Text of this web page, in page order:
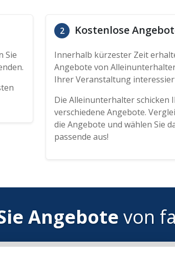
Sie
2 Kostenlose
Innerhalb kürzester Zeit
Angebote von
Ihrer Veranstaltung
Die Alleinunterhalter schicken
verschiedene Angebote.
die Angebote und wählen Sie
passende aus!
Angebote von